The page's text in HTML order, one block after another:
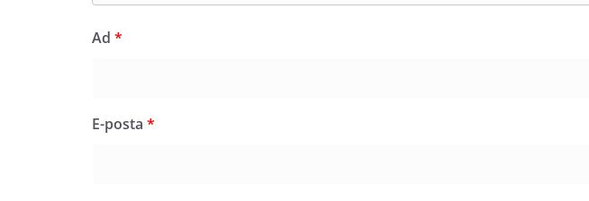
Ad *
E-posta *